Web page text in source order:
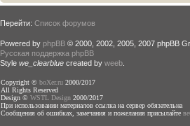
Перейти: Список форумов
Powered by phpBB © 2000, 2002, 2005, 2007 phpBB
Русская поддержка phpBB
Style we_clearblue created by weeb
Copyright © boXer.ru 2000/2017
All Rights Reserved
Design © WSTL Design 2000/2017
При использовании материалов ссылка на сервер обязательна
Сообщения об ошибках, замечания и пожелания присылайте